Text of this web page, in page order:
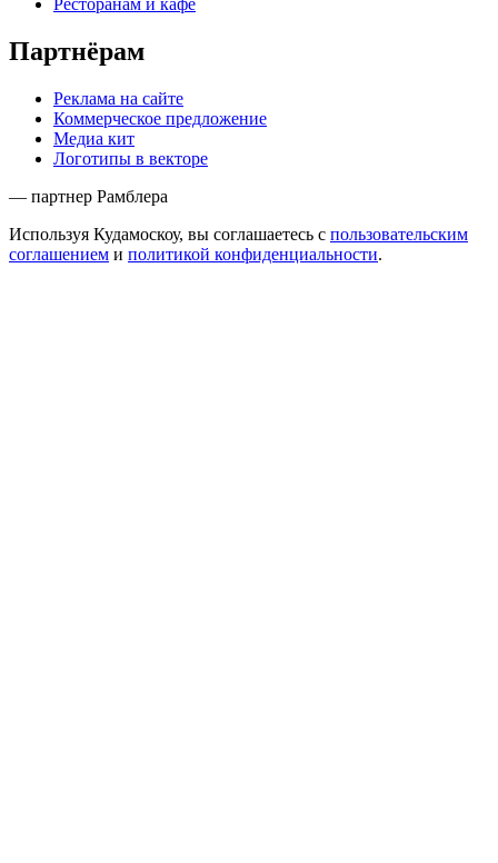
Ресторанам и кафе
Партнёрам
Реклама на сайте
Коммерческое предложение
Медиа кит
Логотипы в векторе
— партнер Рамблера
Используя Кудамоскоу, вы соглашаетесь с пользовательским
соглашением и политикой конфиденциальности.